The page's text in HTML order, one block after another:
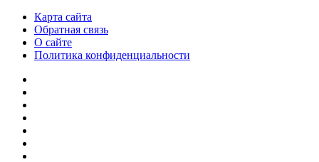
Карта сайта
Обратная связь
О сайте
Политика конфиденциальности